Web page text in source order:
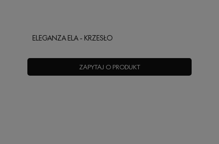
ELEGANZA ELA - KRZESŁO
ZAPYTAJ O PRODUKT